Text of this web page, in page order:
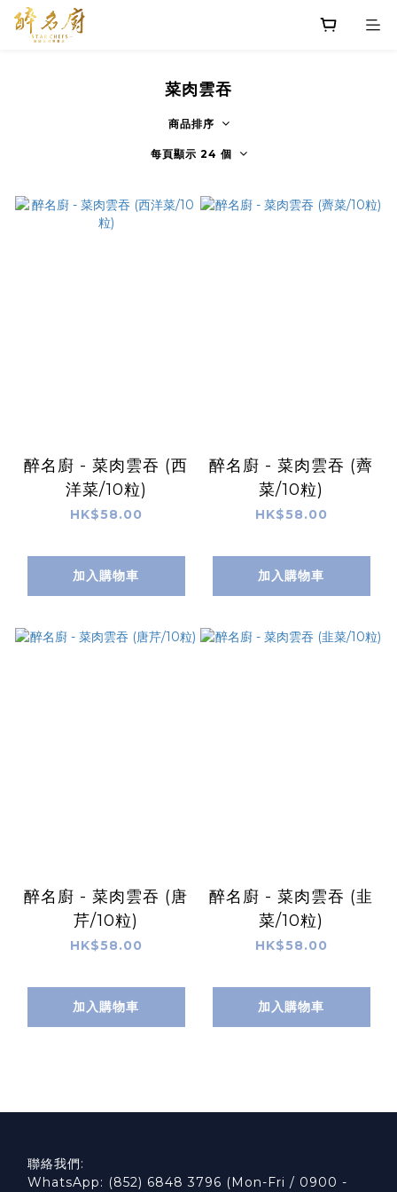
菜肉雲吞
商品排序
每頁顯示 24 個
醉名廚 - 菜肉雲吞 (西
洋菜/10粒)
HK$58.00
加入購物車
醉名廚 - 菜肉雲吞 (薺
菜/10粒)
HK$58.00
加入購物車
醉名廚 - 菜肉雲吞 (唐
芹/10粒)
HK$58.00
加入購物車
醉名廚 - 菜肉雲吞 (韭
菜/10粒)
HK$58.00
加入購物車
聯絡我們:
WhatsApp: (852) 6848 3796 (Mon-Fri / 0900 -